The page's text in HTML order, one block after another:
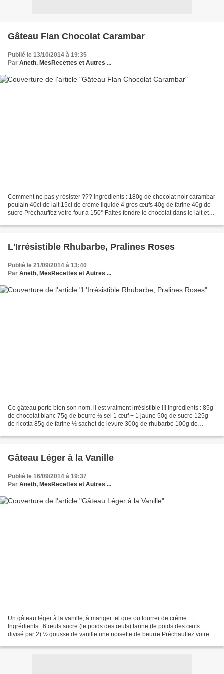
Gâteau Flan Chocolat Carambar
Publié le 13/10/2014 à 19:35
Par Aneth, MesRecettes et Autres ...
Comment ne pas y résister ??? Ingrédients : 180g de chocolat noir carambar
poulain 40cl de lait 15cl de crème liquide 4 gros œufs 40g de farine 40g de
sucre Préchauffez votre four à 150° Faites fondre le chocolat dans le lait et la
L'Irrésistible Rhubarbe, Pralines Roses
Publié le 21/09/2014 à 13:40
Par Aneth, MesRecettes et Autres ...
Ce gâteau porte bien son nom, il est vraiment irrésistible !!! Ingrédients : 85g
de chocolat blanc 75g de beurre ½ sel 1 œuf + 1 jaune 50g de sucre 125g
de ricotta 85g de farine ½ sachet de levure 300g de rhubarbe 100g de
Gâteau Léger à la Vanille
Publié le 16/09/2014 à 19:37
Par Aneth, MesRecettes et Autres ...
Un gâteau léger à la vanille, à manger tel que ou fourrer de crème …
Ingrédients : 6 œufs sucre (le poids des œufs) farine (le poids des œufs
divisé par 2) ½ gousse de vanille une noisette de beurre Préchauffez votre